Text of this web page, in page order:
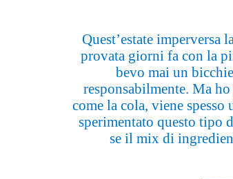
Quest’estate
provata giorni fa con la
bevo mai un
responsabilmente. Ma
come la cola, viene
sperimentato questo tipo
se il mix di